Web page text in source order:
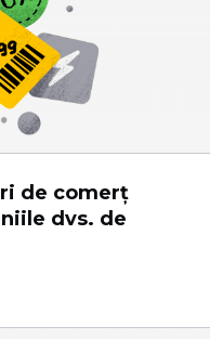
de comerț
dvs. de